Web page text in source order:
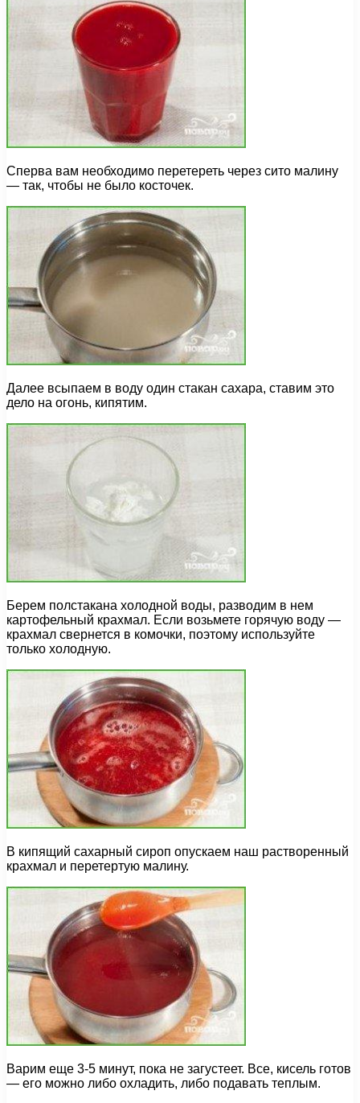
Сперва вам необходимо перетереть через сито малину
— так, чтобы не было косточек.
Далее всыпаем в воду один стакан сахара, ставим это
дело на огонь, кипятим.
Берем полстакана холодной воды, разводим в нем
картофельный крахмал. Если возьмете горячую воду —
крахмал свернется в комочки, поэтому используйте
только холодную.
В кипящий сахарный сироп опускаем наш растворенный
крахмал и перетертую малину.
Варим еще 3-5 минут, пока не загустеет. Все, кисель готов
— его можно либо охладить, либо подавать теплым.